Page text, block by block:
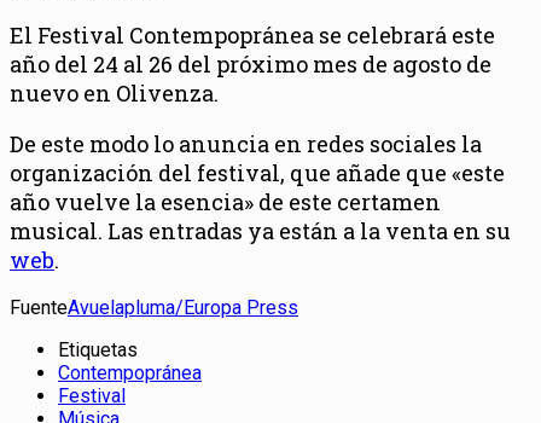
El Festival Contempopránea se celebrará este
año del 24 al 26 del próximo mes de agosto de
nuevo en Olivenza.
De este modo lo anuncia en redes sociales la
organización del festival, que añade que «este
año vuelve la esencia» de este certamen
musical. Las entradas ya están a la venta en su
web.
FuenteAvuelapluma/Europa Press
Etiquetas
Contempopránea
Festival
Música